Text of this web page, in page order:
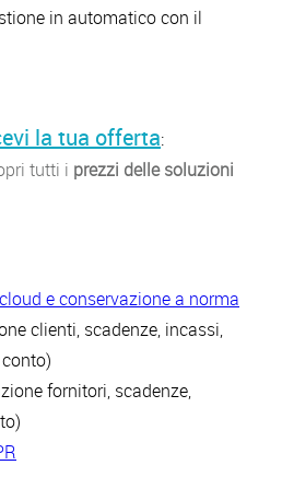
in automatico con il
la tua offerta:
tutti i prezzi delle soluzioni
e conservazione a norma
clienti, scadenze, incassi,
fornitori, scadenze,